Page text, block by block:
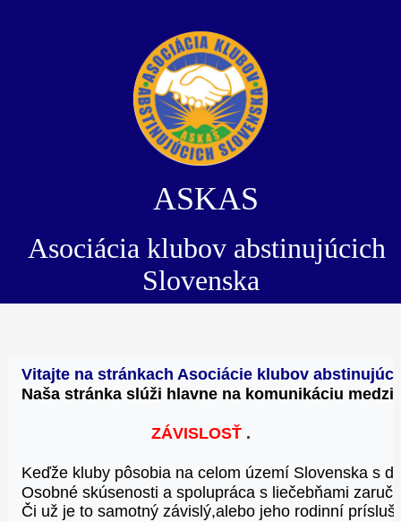
ASKAS
Asociácia klubov abstinujúcich
Slovenska
Vitajte na stránkach Asociácie klubov
Naša stránka slúži hlavne na komunikáciu
ZÁVISLOSŤ .
Keďže kluby pôsobia na celom území Slovenska s
Osobné skúsenosti a spolupráca s liečebňami
Či už je to samotný závislý,alebo jeho rodinní